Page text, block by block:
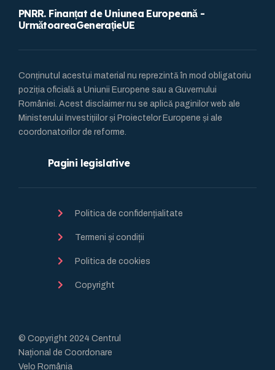
PNRR. Finanțat de Uniunea Europeană -
UrmătoareaGenerațieUE
Conținutul acestui material nu reprezintă în mod obligatoriu
poziția oficială a Uniunii Europene sau a Guvernului
României. Acest disclaimer nu se aplică paginilor web ale
Ministerului Investițiilor și Proiectelor Europene și ale
coordonatorilor de reforme.
Pagini legislative
Politica de confidențialitate
Termeni și condiții
Politica de cookies
Copyright
© Copyright 2024 Centrul
Național de Coordonare
Velo România